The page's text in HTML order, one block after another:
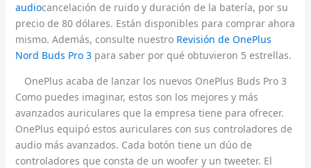
audiocancelación de ruido y duración de la batería, por su
precio de 80 dólares. Están disponibles para comprar ahora
mismo. Además, consulte nuestro Revisión de OnePlus
Nord Buds Pro 3para saber por qué obtuvieron 5 estrellas.
OnePlus acaba de lanzar los nuevos OnePlus Buds Pro 3
Como puedes imaginar, estos son los mejores y más
avanzados auriculares que la empresa tiene para ofrecer.
OnePlus equipó estos auriculares con sus controladores de
audio más avanzados. Cada botón tiene un dúo de
controladores que consta de un woofer y un tweeter. El